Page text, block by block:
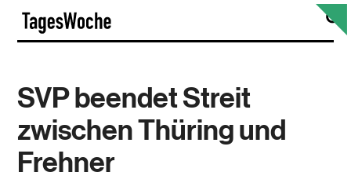
Skip
content
SVP beendet Streit
zwischen Thüring und
Frehner